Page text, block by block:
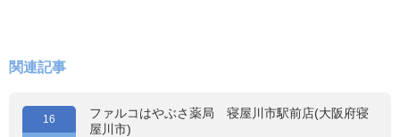
関連記事
16
ファルコはやぶさ薬局 寝屋川市駅前店(大阪府寝
屋川市)